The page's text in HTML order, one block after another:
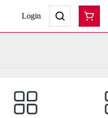
Login